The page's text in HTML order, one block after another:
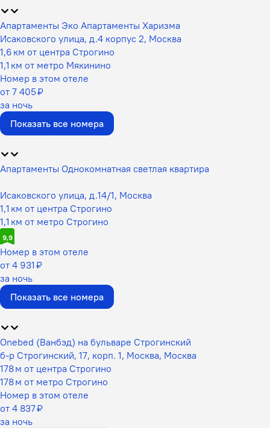
Апартаменты Эко Апартаменты Харизма
Исаковского улица, д.4 корпус 2, Москва
1,6 км от центра Строгино
1,1 км от метро Мякинино
Номер в этом отеле
от 7 405 ₽
за ночь
Показать все номера
Апартаменты Однокомнатная светлая квартира
Исаковского улица, д.14/1, Москва
1,1 км от центра Строгино
1,1 км от метро Строгино
9,9
Номер в этом отеле
от 4 931 ₽
за ночь
Показать все номера
Onebed (Ванбэд) на бульваре Строгинский
б-р Строгинский, 17, корп. 1, Москва, Москва
178 м от центра Строгино
178 м от метро Строгино
Номер в этом отеле
от 4 837 ₽
за ночь